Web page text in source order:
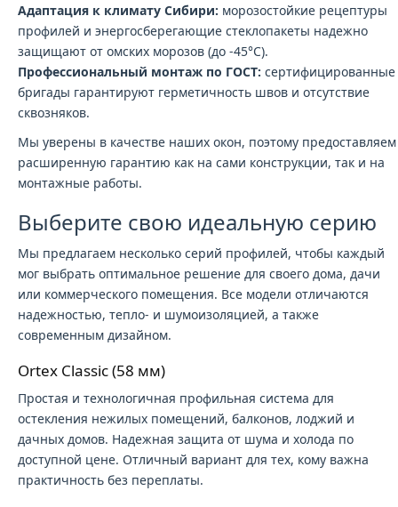
Адаптация к климату Сибири: морозостойкие рецептуры
профилей и энергосберегающие стеклопакеты надежно
защищают от омских морозов (до -45°C).
Профессиональный монтаж по ГОСТ: сертифицированные
бригады гарантируют герметичность швов и отсутствие
сквозняков.
Мы уверены в качестве наших окон, поэтому предоставляем
расширенную гарантию как на сами конструкции, так и на
монтажные работы.
Выберите свою идеальную серию
Мы предлагаем несколько серий профилей, чтобы каждый
мог выбрать оптимальное решение для своего дома, дачи
или коммерческого помещения. Все модели отличаются
надежностью, тепло- и шумоизоляцией, а также
современным дизайном.
Ortex Classic (58 мм)
Простая и технологичная профильная система для
остекления нежилых помещений, балконов, лоджий и
дачных домов. Надежная защита от шума и холода по
доступной цене. Отличный вариант для тех, кому важна
практичность без переплаты.